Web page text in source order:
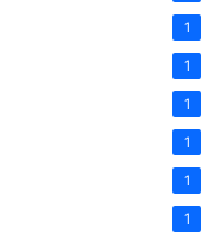
1
1
1
1
1
1